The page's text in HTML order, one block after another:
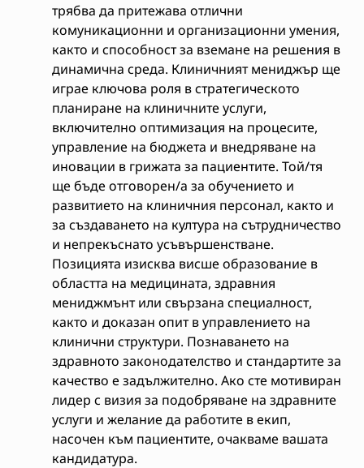
трябва да притежава отлични
комуникационни и организационни умения,
както и способност за вземане на решения в
динамична среда. Клиничният мениджър ще
играе ключова роля в стратегическото
планиране на клиничните услуги,
включително оптимизация на процесите,
управление на бюджета и внедряване на
иновации в грижата за пациентите. Той/тя
ще бъде отговорен/а за обучението и
развитието на клиничния персонал, както и
за създаването на култура на сътрудничество
и непрекъснато усъвършенстване.
Позицията изисква висше образование в
областта на медицината, здравния
мениджмънт или свързана специалност,
както и доказан опит в управлението на
клинични структури. Познаването на
здравното законодателство и стандартите за
качество е задължително. Ако сте мотивиран
лидер с визия за подобряване на здравните
услуги и желание да работите в екип,
насочен към пациентите, очакваме вашата
кандидатура.